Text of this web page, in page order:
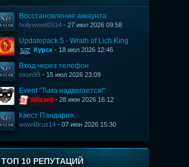
Восстановление аккаунта
hollywood0914- 27 июл 2026 09:58
Updatepack 5 - Wrath of Lich King
Курск- 18 июл 2026 12:46
Вход через телефон
oxun99- 15 июл 2026 23:09
Event "Тьма надвигается!"
Wilzard - 28 июн 2026 16:12
Квест Пандария.
wow48rus14- 07 июн 2026 15:30
ТОП 10 РЕПУТАЦИЙ